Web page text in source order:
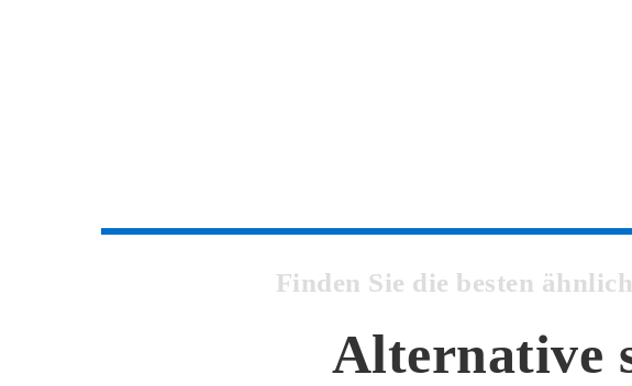
Finden Sie die besten
Alternative